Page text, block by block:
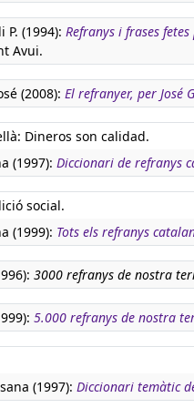
P. (1994): Refranys i frases
Avui.
(2008): El refranyer, per José
Dineros son calidad.
(1997): Diccionari de refranys
social.
(1999): Tots els refranys
3000 refranys de nostra
5.000 refranys de nostra
(1997): Diccionari temàtic